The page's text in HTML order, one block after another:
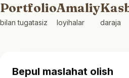
Portfolio
bilan tugatasiz
Amaliy
loyihalar daraja
Bepul maslahat olish